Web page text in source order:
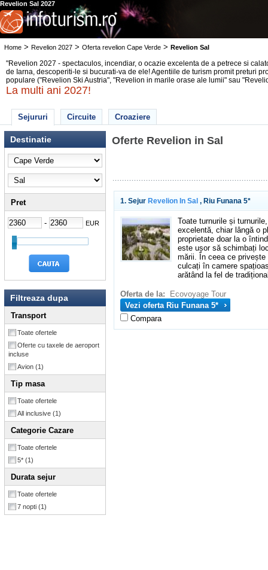
Revelion Sal 2027
Home > Revelion 2027 > Oferta revelion Cape Verde > Revelion Sal
"Revelion 2027 - spectaculos, incendiar, o ocazie excelenta de a petrece si
de Iarna, descoperiti-le si bucurati-va de ele! Agentiile de turism promit preturi
populare ("Revelion Ski Austria", "Revelion in marile orase ale lumii" sau
La multi ani 2027!
Sejururi Circuite Croaziere
Destinatie
Pret
- EUR
Filtreaza dupa
Transport
Toate ofertele
Oferte cu taxele de aeroport
incluse
Avion (1)
Tip masa
Toate ofertele
All inclusive (1)
Categorie Cazare
Toate ofertele
5* (1)
Durata sejur
Toate ofertele
7 nopti (1)
Oferte Revelion in Sal
1. Sejur Revelion In Sal , Riu Funana 5*
Toate turnurile și
excelentă, chiar lângă o
proprietate doar la o
este ușor să schimbați
mării. În ceea ce
culcați în camere
arătând la fel de
Oferta de la:
Ecovoyage Tour
Vezi oferta Riu Funana 5*
Compara